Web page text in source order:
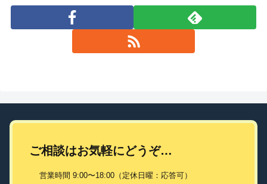
ご相談はお気軽にどうぞ…
営業時間 9:00〜18:00（定休日曜：応答可）